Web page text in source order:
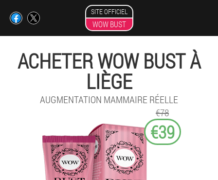
SITE OFFICIEL
WOW BUST
ACHETER WOW BUST À
LIÈGE
AUGMENTATION MAMMAIRE RÉELLE
€78
€39